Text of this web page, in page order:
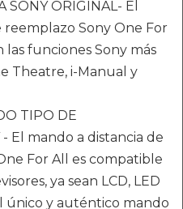
SONY ORIGINAL- El
reemplazo Sony One For
funciones Sony más
Theatre, i-Manual y
TIPO DE
- El mando a distancia de
For All es compatible
ya sean LCD, LED
único y auténtico mando